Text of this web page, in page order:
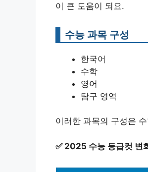
이 큰 도움이 되요.
수능 과목 구성
한국어
수학
영어
탐구 영역
이러한 과목의 구성은
✅ 2025 수능 등급컷 변